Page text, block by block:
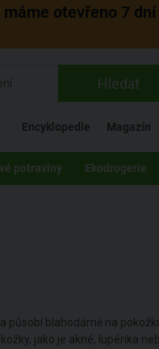
otevřeno 7 dní
Hledat
Encyklopedie Magazín
potraviny Ekodrogerie
působí blahodárně na
jako je akné, lupénka